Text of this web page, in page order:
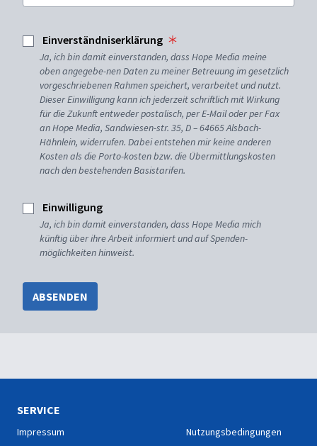
Einverständniserklärung
Ja, ich bin damit einverstanden, dass Hope Media meine
oben angegebe-nen Daten zu meiner Betreuung im gesetzlich
vorgeschriebenen Rahmen speichert, verarbeitet und nutzt.
Dieser Einwilligung kann ich jederzeit schriftlich mit Wirkung
für die Zukunft entweder postalisch, per E-Mail oder per Fax
an Hope Media, Sandwiesen-str. 35, D – 64665 Alsbach-
Hähnlein, widerrufen. Dabei entstehen mir keine anderen
Kosten als die Porto-kosten bzw. die Übermittlungskosten
nach den bestehenden Basistarifen.
Einwilligung
Ja, ich bin damit einverstanden, dass Hope Media mich
künftig über ihre Arbeit informiert und auf Spenden-
möglichkeiten hinweist.
ABSENDEN
SERVICE
Impressum
Nutzungsbedingungen